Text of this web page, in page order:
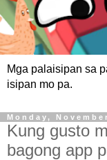
Mga palaisipan sa
isipan mo pa.
Monday,
Kung gusto
bagong app